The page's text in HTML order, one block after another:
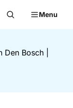
Menu
Den Bosch